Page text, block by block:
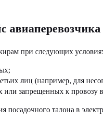
при следующих
лиц (например, для
или запрещенных к провозу
посадочного талона в